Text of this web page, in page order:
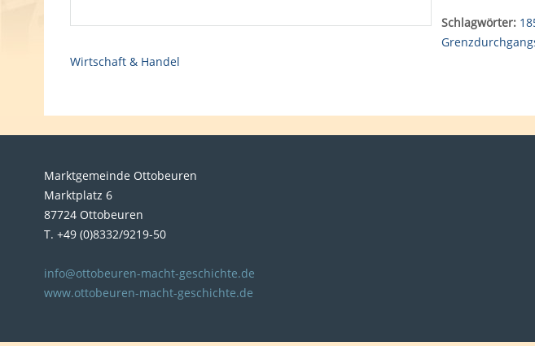
Schlagwörter:
Wirtschaft & Handel
Marktgemeinde Ottobeuren
Marktplatz 6
87724 Ottobeuren
T. +49 (0)8332/9219-50
info@ottobeuren-macht-geschichte.de
www.ottobeuren-macht-geschichte.de